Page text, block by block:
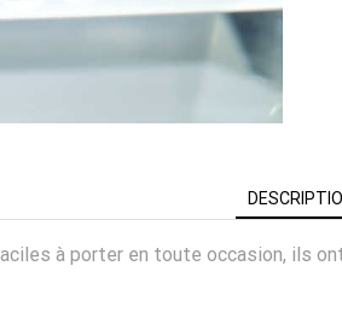
à porter en toute occasion, ils